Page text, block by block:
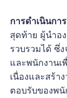
การดำเนินกา
สุดท้าย ผู้นำอ
รวบรวมได้ ซึ่
และพนักงานเ
เนื่องและสร้า
ตอบรับของพ